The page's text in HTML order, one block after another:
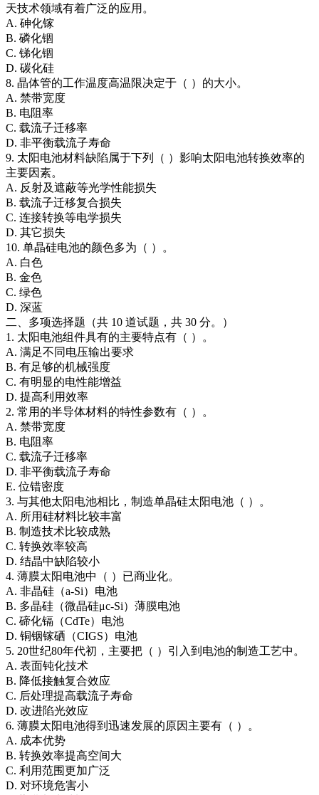
天技术领域有着广泛的应用。
A. 砷化镓
B. 磷化锢
C. 锑化锢
D. 碳化硅
8. 晶体管的工作温度高温限决定于（ ）的大小。
A. 禁带宽度
B. 电阻率
C. 载流子迁移率
D. 非平衡载流子寿命
9. 太阳电池材料缺陷属于下列（ ）影响太阳电池转换效率的
主要因素。
A. 反射及遮蔽等光学性能损失
B. 载流子迁移复合损失
C. 连接转换等电学损失
D. 其它损失
10. 单晶硅电池的颜色多为（ ）。
A. 白色
B. 金色
C. 绿色
D. 深蓝
二、多项选择题（共 10 道试题，共 30 分。）
1. 太阳电池组件具有的主要特点有（ ）。
A. 满足不同电压输出要求
B. 有足够的机械强度
C. 有明显的电性能增益
D. 提高利用效率
2. 常用的半导体材料的特性参数有（ ）。
A. 禁带宽度
B. 电阻率
C. 载流子迁移率
D. 非平衡载流子寿命
E. 位错密度
3. 与其他太阳电池相比，制造单晶硅太阳电池（ ）。
A. 所用硅材料比较丰富
B. 制造技术比较成熟
C. 转换效率较高
D. 结晶中缺陷较小
4. 薄膜太阳电池中（ ）已商业化。
A. 非晶硅（a-Si）电池
B. 多晶硅（微晶硅μc-Si）薄膜电池
C. 碲化镉（CdTe）电池
D. 铜铟镓硒（CIGS）电池
5. 20世纪80年代初，主要把（ ）引入到电池的制造工艺中。
A. 表面钝化技术
B. 降低接触复合效应
C. 后处理提高载流子寿命
D. 改进陷光效应
6. 薄膜太阳电池得到迅速发展的原因主要有（ ）。
A. 成本优势
B. 转换效率提高空间大
C. 利用范围更加广泛
D. 对环境危害小